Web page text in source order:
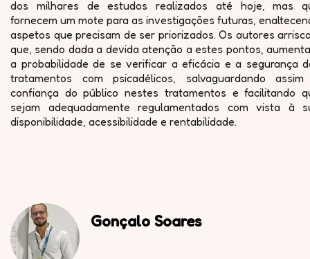
dos milhares de estudos realizados até hoje, mas
fornecem um mote para as investigações futuras,
aspetos que precisam de ser priorizados. Os autores
que, sendo dada a devida atenção a estes pontos,
a probabilidade de se verificar a eficácia e a segurança
tratamentos com psicadélicos, salvaguardando
confiança do público nestes tratamentos e facilitando
sejam adequadamente regulamentados com vista à
disponibilidade, acessibilidade e rentabilidade.
Gonçalo Soares